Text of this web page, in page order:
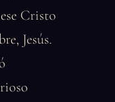
Cristo
Jesús.